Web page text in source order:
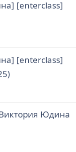
[enterclass]
[enterclass]
Юдина